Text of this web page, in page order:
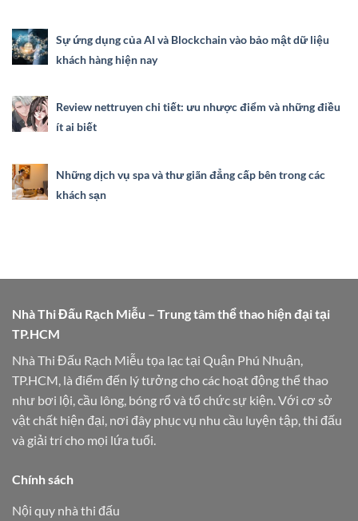
Sự ứng dụng của AI và Blockchain vào bảo mật dữ liệu
khách hàng hiện nay
Review nettruyen chi tiết: ưu nhược điểm và những điều
ít ai biết
Những dịch vụ spa và thư giãn đẳng cấp bên trong các
khách sạn
Nhà Thi Đấu Rạch Miễu – Trung tâm thể thao hiện đại tại
TP.HCM
Nhà Thi Đấu Rạch Miễu tọa lạc tại Quận Phú Nhuận,
TP.HCM, là điểm đến lý tưởng cho các hoạt động thể thao
như bơi lội, cầu lông, bóng rổ và tổ chức sự kiện. Với cơ sở
vật chất hiện đại, nơi đây phục vụ nhu cầu luyện tập, thi đấu
và giải trí cho mọi lứa tuổi.
Chính sách
Nội quy nhà thi đấu